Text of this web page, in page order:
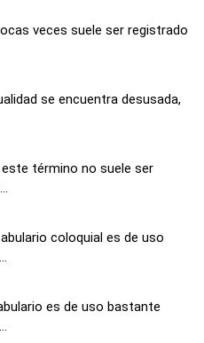
veces suele ser registrado
se encuentra desusada,
término no suele ser
coloquial es de uso
es de uso bastante